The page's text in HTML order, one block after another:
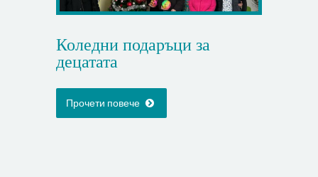
Коледни подаръци за
децатата
Прочети повече